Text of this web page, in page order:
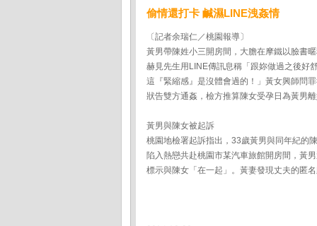
偷情還打卡 鹹濕LINE洩姦情
〔記者余瑞仁／桃園報導〕
黃男帶陳姓小三開房間，大膽在摩鐵以臉書
赫見先生用LINE傳訊息稱「跟妳做過之後好舒
這『緊縮感』是沒體會過的！」黃女興師問
狀告雙方通姦，檢方推算陳女受孕日為黃男
黃男與陳女被起訴
桃園地檢署起訴指出，33歲黃男與同年紀的
陷入熱戀共赴桃園市某汽車旅館開房間，黃
標示與陳女「在一起」。黃妻發現丈夫的匿名